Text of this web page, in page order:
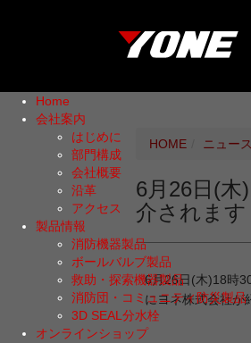
HOME ニュー
6月26日(
介されます
6月26日(木)18時
にヨネ株式会社が
Home
会社案内
はじめに
部門構成
会社概要
沿革
アクセス
製品情報
消防機器製品
ボールバルブ製品
救助・探索機器製品
消防団・コミュニティ防災製品
3D SEAL分水栓
オンラインショップ